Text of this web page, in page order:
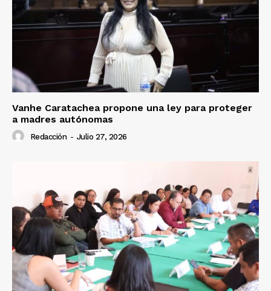
Vanhe Caratachea propone una ley para proteger
a madres autónomas
Redacción - Julio 27, 2026